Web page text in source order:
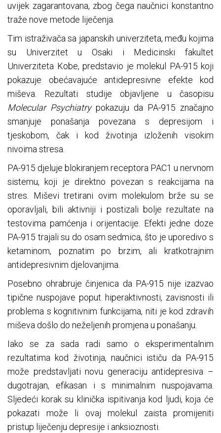
uvijek zagarantovana, zbog čega naučnici konstantno
traže nove metode liječenja.
Tim istraživača sa japanskih univerziteta, među kojima
su Univerzitet u Osaki i Medicinski fakultet
Univerziteta Kobe, predstavio je molekul PA-915 koji
pokazuje obećavajuće antidepresivne efekte kod
miševa. Rezultati studije objavljene u časopisu
Molecular Psychiatrypokazuju da PA-915 značajno
smanjuje ponašanja povezana s depresijom i
tjeskobom, čak i kod životinja izloženih visokim
nivoima stresa.
PA-915 djeluje blokiranjem receptora PAC1 u nervnom
sistemu, koji je direktno povezan s reakcijama na
stres. Miševi tretirani ovim molekulom brže su se
oporavljali, bili aktivniji i postizali bolje rezultate na
testovima pamćenja i orijentacije. Efekti jedne doze
PA-915 trajali su do osam sedmica, što je uporedivo s
ketaminom, poznatim po brzim, ali kratkotrajnim
antidepresivnim djelovanjima.
Posebno ohrabruje činjenica da PA-915 nije izazvao
tipične nuspojave poput hiperaktivnosti, zavisnosti ili
problema s kognitivnim funkcijama, niti je kod zdravih
miševa došlo do neželjenih promjena u ponašanju.
Iako se za sada radi samo o eksperimentalnim
rezultatima kod životinja, naučnici ističu da PA-915
može predstavljati novu generaciju antidepresiva –
dugotrajan, efikasan i s minimalnim nuspojavama.
Sljedeći korak su klinička ispitivanja kod ljudi, koja će
pokazati može li ovaj molekul zaista promijeniti
pristup liječenju depresije i anksioznosti.